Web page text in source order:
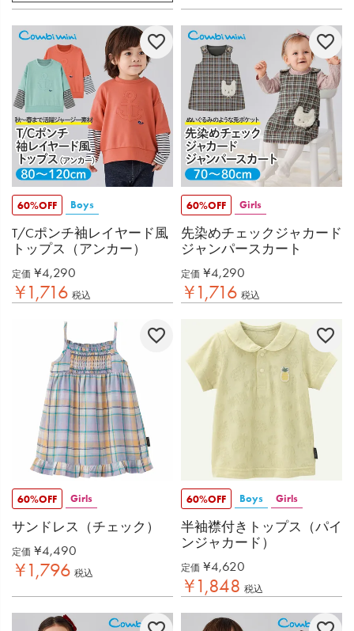
60%OFF Boys
T/Cポンチ袖レイヤード風
トップス（アンカー）
定価 ¥4,290
¥1,716 税込
60%OFF Girls
先染めチェックジャカード
ジャンパースカート
定価 ¥4,290
¥1,716 税込
60%OFF Girls
サンドレス（チェック）
定価 ¥4,490
¥1,796 税込
60%OFF Boys Girls
半袖襟付きトップス（パイ
ンジャカード）
定価 ¥4,620
¥1,848 税込